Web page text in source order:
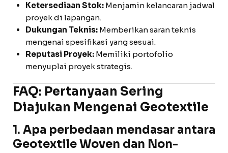
Ketersediaan Stok: Menjamin kelancaran jadwal
proyek di lapangan.
Dukungan Teknis: Memberikan saran teknis
mengenai spesifikasi yang sesuai.
Reputasi Proyek: Memiliki portofolio
menyuplai proyek strategis.
FAQ: Pertanyaan Sering
Diajukan Mengenai Geotextile
1. Apa perbedaan mendasar antara
Geotextile Woven dan Non-